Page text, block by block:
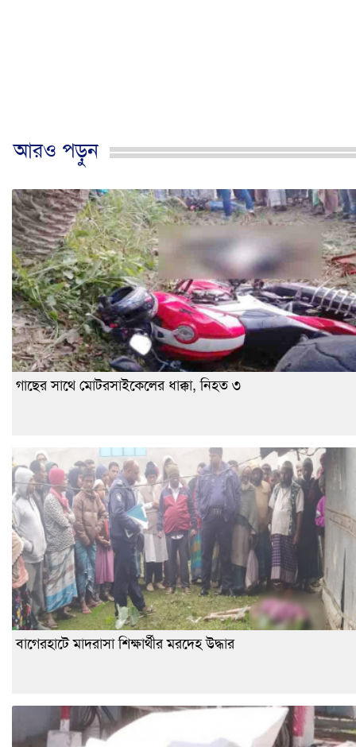
আরও পড়ুন
গাছের সাথে মোটরসাইকেলের ধাক্কা, নিহত ৩
বাগেরহাটে মাদরাসা শিক্ষার্থীর মরদেহ উদ্ধার